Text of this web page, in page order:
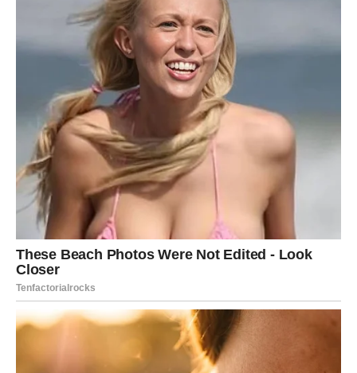
Uloženi trud se višestruko isplati – jer kada zima stigne, imat
ćete svoj domaći napitak pun zdravlja i okusa.
Oglasi